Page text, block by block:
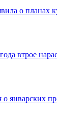
о планах
втрое
о январских